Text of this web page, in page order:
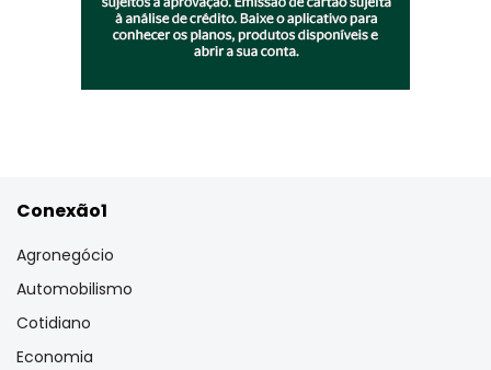
Conexão1
Agronegócio
Automobilismo
Cotidiano
Economia